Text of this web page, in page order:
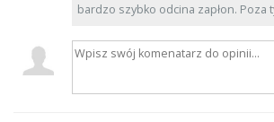
bardzo szybko odcina zapłon. Poza